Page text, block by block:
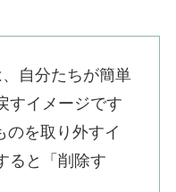
自分たちが簡単
すイメージです
のを取り外すイ
ると「削除す